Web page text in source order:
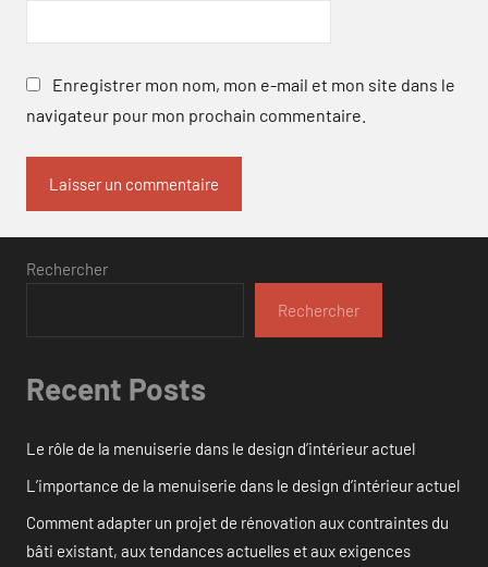
Enregistrer mon nom, mon e-mail et mon site dans le
navigateur pour mon prochain commentaire.
Rechercher
Rechercher
Recent Posts
Le rôle de la menuiserie dans le design d’intérieur actuel
L’importance de la menuiserie dans le design d’intérieur actuel
Comment adapter un projet de rénovation aux contraintes du
bâti existant, aux tendances actuelles et aux exigences